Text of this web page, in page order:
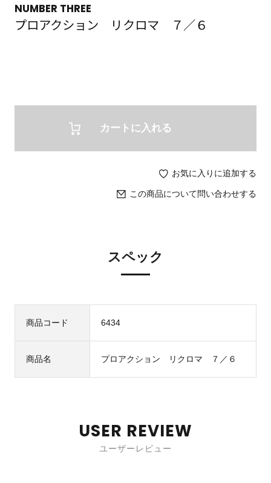
NUMBER THREE
プロアクション リクロマ ７／６
カートに入れる
お気に入りに追加する
この商品について問い合わせする
スペック
商品コード 6434
商品名 プロアクション リクロマ ７／６
USER REVIEW
ユーザーレビュー